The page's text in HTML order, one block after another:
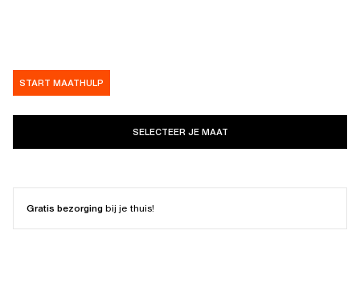
START MAATHULP
SELECTEER JE MAAT
Gratis bezorgingbij je thuis!